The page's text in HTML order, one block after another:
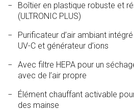
Boîtier en plastique robuste et
(ULTRONIC PLUS)
Purificateur d’air ambiant
UV-C et générateur d’ions
Avec filtre HEPA pour un
avec de l’air propre
Élément chauffant activable
des mainse